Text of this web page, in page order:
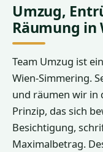
Umzug,
Räumung in
Team Umzug ist
Wien-Simmering.
und räumen wir in
Prinzip, das sich
Besichtigung,
Maximalbetrag.